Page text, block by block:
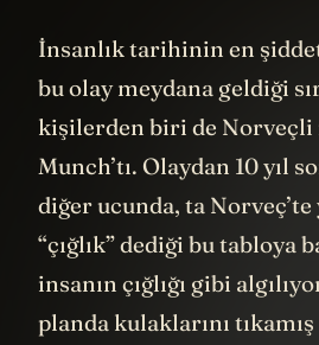
İnsanlık tarihinin en
bu olay meydana geldiği
kişilerden biri de Norveçli
Munch’tı. Olaydan 10 yıl
diğer ucunda, ta Norveç’te
“çığlık” dediği bu tabloya
insanın çığlığı gibi
planda kulaklarını